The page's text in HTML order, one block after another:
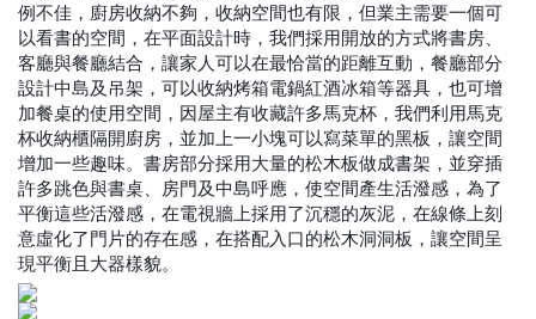
例不佳，廚房收納不夠，收納空間也有限，但業主需要一個可
以看書的空間，在平面設計時，我們採用開放的方式將書房、
客廳與餐廳結合，讓家人可以在最恰當的距離互動，餐廳部分
設計中島及吊架，可以收納烤箱電鍋紅酒冰箱等器具，也可增
加餐桌的使用空間，因屋主有收藏許多馬克杯，我們利用馬克
杯收納櫃隔開廚房，並加上一小塊可以寫菜單的黑板，讓空間
增加一些趣味。書房部分採用大量的松木板做成書架，並穿插
許多跳色與書桌、房門及中島呼應，使空間產生活潑感，為了
平衡這些活潑感，在電視牆上採用了沉穩的灰泥，在線條上刻
意虛化了門片的存在感，在搭配入口的松木洞洞板，讓空間呈
現平衡且大器樣貌。